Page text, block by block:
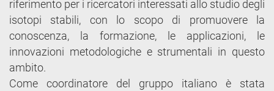
riferimento per i ricercatori interessati allo studio degli
isotopi stabili, con lo scopo di promuovere la
conoscenza, la formazione, le applicazioni, le
innovazioni metodologiche e strumentali in questo
ambito.
Come coordinatore del gruppo italiano è stata